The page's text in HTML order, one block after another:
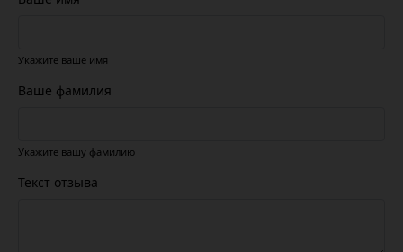
Укажите ваше имя
Ваше фамилия
Укажите вашу фамилию
Текст отзыва